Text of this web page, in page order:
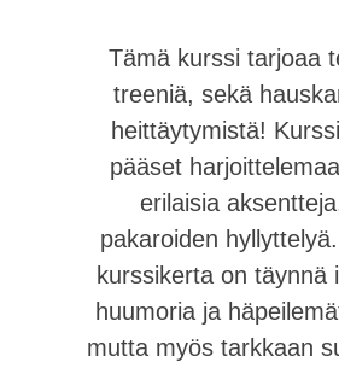
Tämä kurssi tarjoaa
treeniä, sekä
heittäytymistä!
pääset
erilaisia
pakaroiden
kurssikerta on täynnä
huumoria ja
mutta myös tarkkaan